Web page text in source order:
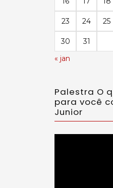
23 24 25
30
31
« jan
Palestra O
para você
Junior